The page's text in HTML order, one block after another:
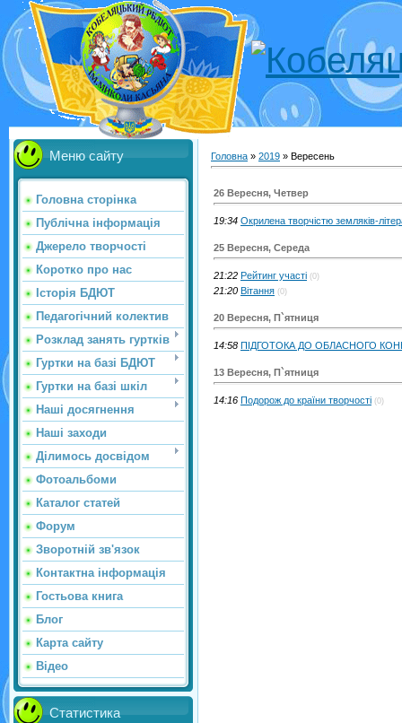
Меню сайту
Головна сторінка
Публічна інформація
Джерело творчості
Коротко про нас
Історія БДЮТ
Педагогічний колектив
Розклад занять гуртків
Гуртки на базі БДЮТ
Гуртки на базі шкіл
Наші досягнення
Наші заходи
Ділимось досвідом
Фотоальбоми
Каталог статей
Форум
Зворотній зв'язок
Контактна інформація
Гостьова книга
Блог
Карта сайту
Відео
Статистика
Головна » 2019 » Вересень
26 Вересня, Четвер
19:34 Окрилена творчістю земляків-
25 Вересня, Середа
21:22 Рейтинг участі (0)
21:20 Вітання (0)
20 Вересня, П`ятниця
14:58 ПІДГОТОКА ДО ОБЛАСНОГО
13 Вересня, П`ятниця
14:16 Подорож до країни творчості (0)